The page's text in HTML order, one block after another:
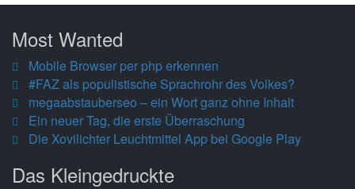
Most Wanted
Mobile Browser per php erkennen
#FAZ als populistische Sprachrohr des Volkes?
megaabstauberseo – ein Wort ganz ohne Inhalt
Ein neuer Tag, die erste Überraschung
Die Xovilichter Leuchtmittel App bei Google Play
Das Kleingedruckte